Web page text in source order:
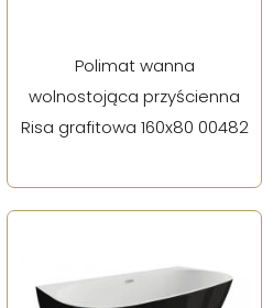
Polimat wanna
wolnostojąca przyścienna
Risa grafitowa 160x80 00482